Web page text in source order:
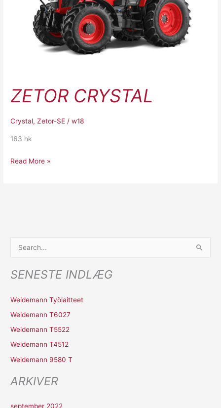
ZETOR CRYSTAL
Crystal,Zetor-SE /w18
163 hk
Read More »
g
f
t
e
r
:
SENESTE INDLÆG
Weidemann Työlaitteet
Weidemann T6027
Weidemann T5522
Weidemann T4512
Weidemann 9580 T
ARKIVER
september 2022